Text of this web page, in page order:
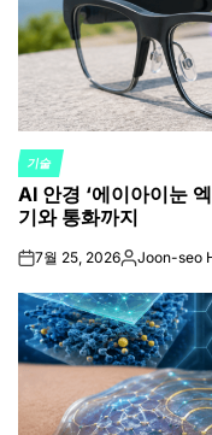
POSTED
IN
기술
AI 안경 ‘에이아이눈
기와 통화까지
on7월 25, 2026Posted
Joon-seo